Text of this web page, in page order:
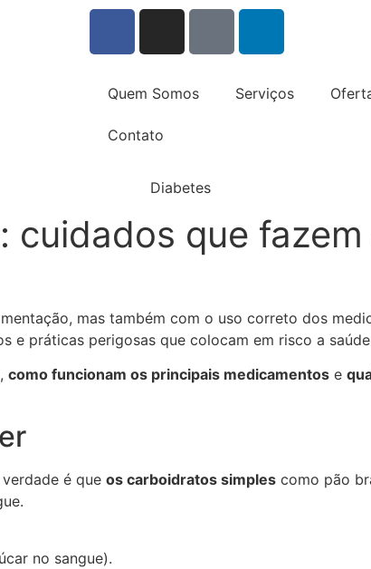
Quem Somos Serviços
Contato
cuidados que
mas também com o uso correto dos
e práticas perigosas que colocam em risco a
, como funcionam os principais medicamentos e
é que os carboidratos simples como pão
no sangue).